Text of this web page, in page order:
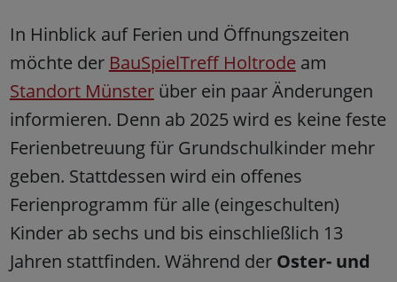
In Hinblick auf Ferien und Öffnungszeiten
möchte der BauSpielTreff Holtrode am
Standort Münsterüber ein paar Änderungen
informieren. Denn ab 2025 wird es keine feste
Ferienbetreuung für Grundschulkinder mehr
geben. Stattdessen wird ein offenes
Ferienprogramm für alle (eingeschulten)
Kinder ab sechs und bis einschließlich 13
Jahren stattfinden. Während der Oster- und